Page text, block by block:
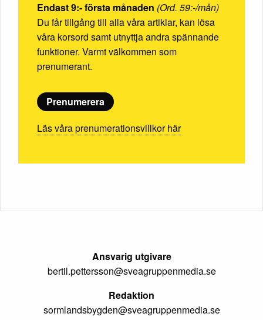
Endast 9:- första månaden (Ord. 59:-/mån)
Du får tillgång till alla våra artiklar, kan lösa
våra korsord samt utnyttja andra spännande
funktioner. Varmt välkommen som
prenumerant.
Prenumerera
Läs våra prenumerationsvillkor här
Ansvarig utgivare
bertil.pettersson@sveagruppenmedia.se
Redaktion
sormlandsbygden@sveagruppenmedia.se